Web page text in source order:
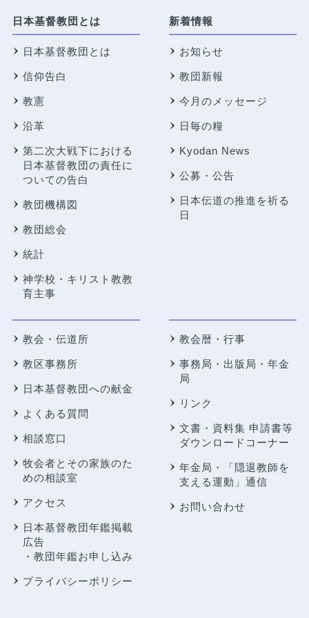
日本基督教団とは
日本基督教団とは
信仰告白
教憲
沿革
第二次大戦下における
日本基督教団の責任に
ついての告白
教団機構図
教団総会
統計
神学校・キリスト教教
育主事
新着情報
お知らせ
教団新報
今月のメッセージ
日毎の糧
Kyodan News
公募・公告
日本伝道の推進を祈る
日
教会・伝道所
教区事務所
日本基督教団への献金
よくある質問
相談窓口
牧会者とその家族のた
めの相談室
アクセス
日本基督教団年鑑掲載
広告
・教団年鑑お申し込み
プライバシーポリシー
教会暦・行事
事務局・出版局・年金
局
リンク
文書・資料集 申請書等
ダウンロードコーナー
年金局・
「隠退教師を
支える運動」通信
お問い合わせ